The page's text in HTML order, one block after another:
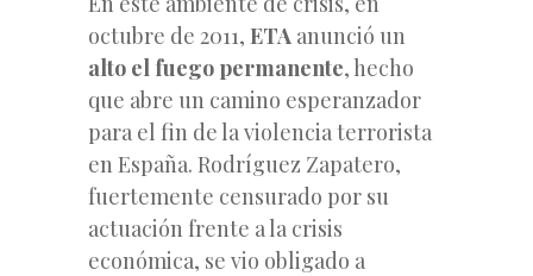
octubre de 2011, ETA anunció un
alto el fuego permanente, hecho
que abre un camino esperanzador
para el fin de la violencia terrorista
en España. Rodríguez Zapatero,
fuertemente censurado por su
actuación frente a la crisis
económica, se vio obligado a